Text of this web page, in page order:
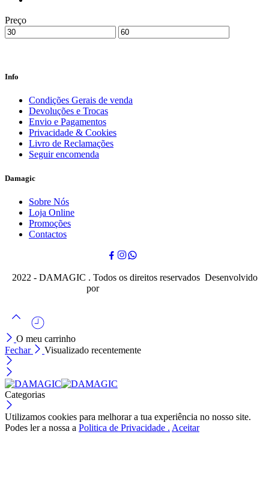
Preço
Info
Condições Gerais de venda
Devoluções e Trocas
Envio e Pagamentos
Privacidade & Cookies
Livro de Reclamações
Seguir encomenda
Damagic
Sobre Nós
Loja Online
Promoções
Contactos
2022 - DAMAGIC . Todos os direitos reservados Desenvolvido
por
O meu carrinho
Fechar
Visualizado recentemente
Categorias
Utilizamos cookies para melhorar a tua experiência no nosso site.
Podes ler a nossa a Politica de Privacidade . Aceitar